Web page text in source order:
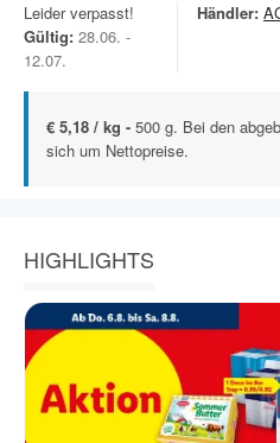
Leider verpasst!
Gültig: 28.06. -
12.07.
Händler:
€ 5,18 / kg - 500 g. Bei den
sich um Nettopreise.
HIGHLIGHTS